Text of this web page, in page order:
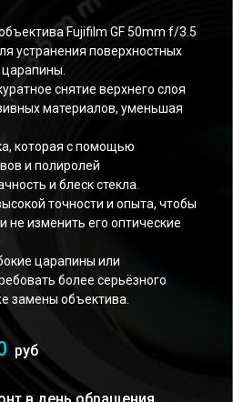
Fujifilm GF 50mm f/3.5
устранения поверхностных
снятие верхнего слоя
материалов, уменьшая
которая с помощью
и полиролей
и блеск стекла.
точности и опыта, чтобы
не изменить его оптические
царапины или
более серьёзного
замены объектива.
руб
в день обращения